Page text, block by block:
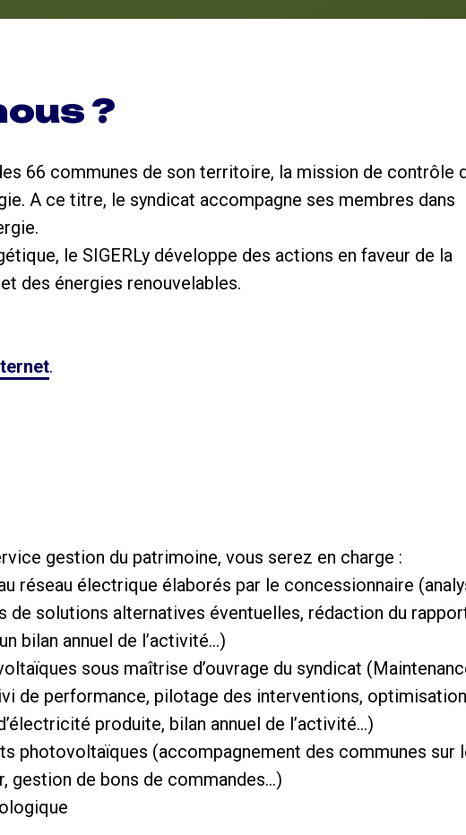
?
66 communes de son territoire, la mission de contrôle
A ce titre, le syndicat accompagne ses membres dans
le SIGERLy développe des actions en faveur de la
des énergies renouvelables.
.
gestion du patrimoine, vous serez en charge :
réseau électrique élaborés par le concessionnaire
solutions alternatives éventuelles, rédaction du
bilan annuel de l’activité…)
sous maîtrise d’ouvrage du syndicat
de performance, pilotage des interventions,
produite, bilan annuel de l’activité…)
photovoltaïques (accompagnement des communes sur
gestion de bons de commandes…)